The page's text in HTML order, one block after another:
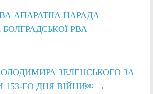
АПАРАТНА НАРАДА
РВА
ЗЕЛЕНСЬКОГО ЗА
ГО ДНЯ ВІЙНИ￼ →